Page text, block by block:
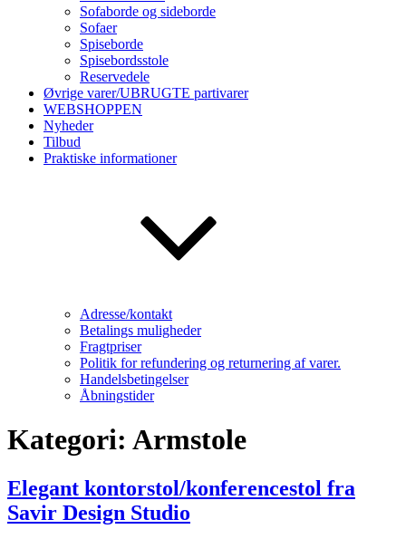
Sofaborde og sideborde
Sofaer
Spiseborde
Spisebordsstole
Reservedele
Øvrige varer/UBRUGTE partivarer
WEBSHOPPEN
Nyheder
Tilbud
Praktiske informationer
Adresse/kontakt
Betalings muligheder
Fragtpriser
Politik for refundering og returnering af varer.
Handelsbetingelser
Åbningstider
Kategori: Armstole
Elegant kontorstol/konferencestol fra
Savir Design Studio